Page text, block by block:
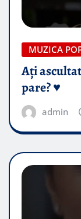
MUZICA
Ați
pare? ♥️
admin